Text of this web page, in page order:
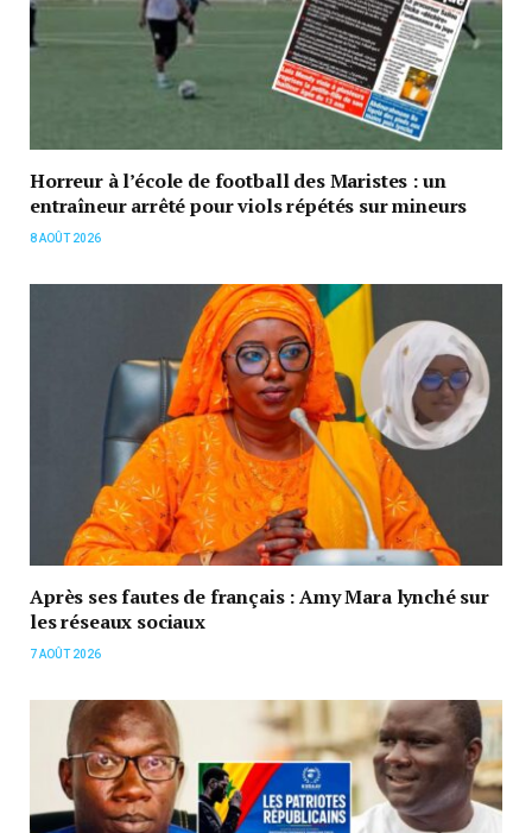
Horreur à l’école de football des Maristes : un
entraîneur arrêté pour viols répétés sur mineurs
8 AOÛT 2026
Après ses fautes de français : Amy Mara lynché sur
les réseaux sociaux
7 AOÛT 2026